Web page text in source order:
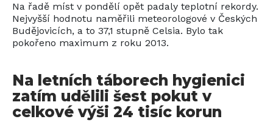
Na řadě míst v pondělí opět padaly teplotní rekordy.
Nejvyšší hodnotu naměřili meteorologové v Českých
Budějovicích, a to 37,1 stupně Celsia. Bylo tak
pokořeno maximum z roku 2013.
Na letních táborech hygienici
zatím udělili šest pokut v
celkové výši 24 tisíc korun